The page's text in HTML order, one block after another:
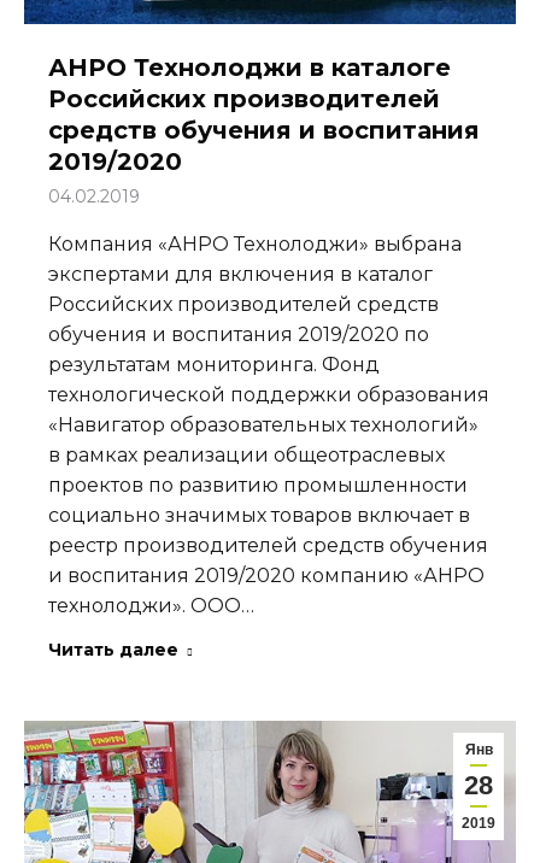
АНРО Технолоджи в каталоге
Российских производителей
средств обучения и воспитания
2019/2020
04.02.2019
Компания «АНРО Технолоджи» выбрана
экспертами для включения в каталог
Российских производителей средств
обучения и воспитания 2019/2020 по
результатам мониторинга. Фонд
технологической поддержки образования
«Навигатор образовательных технологий»
в рамках реализации общеотраслевых
проектов по развитию промышленности
социально значимых товаров включает в
реестр производителей средств обучения
и воспитания 2019/2020 компанию «АНРО
технолоджи». ООО…
Читать далее
Янв
28
2019